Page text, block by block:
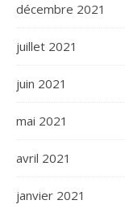
décembre 2021
juillet 2021
juin 2021
mai 2021
avril 2021
janvier 2021